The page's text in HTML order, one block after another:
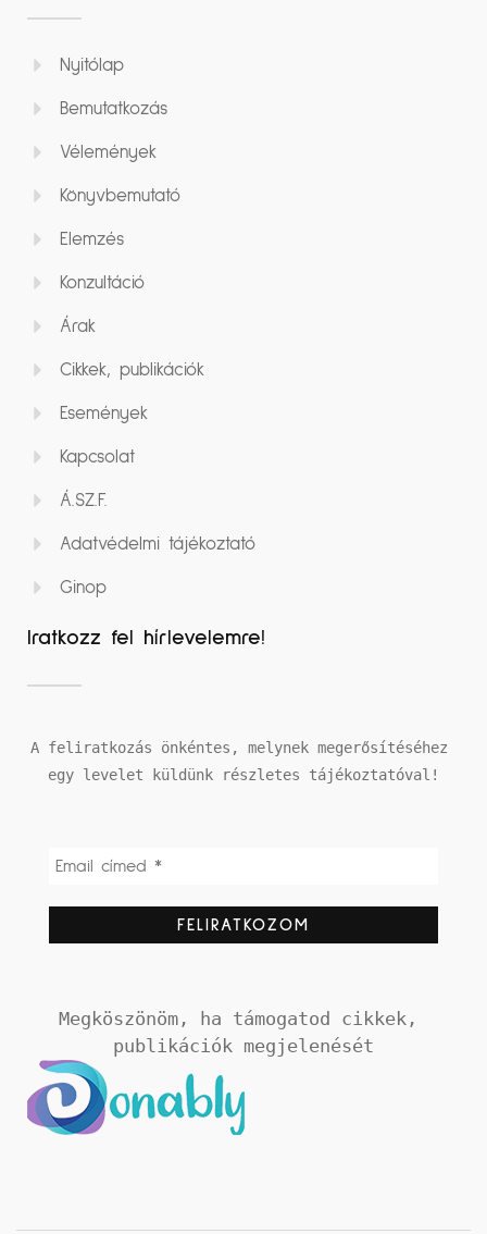
Nyitólap
Bemutatkozás
Vélemények
Könyvbemutató
Elemzés
Konzultáció
Árak
Cikkek, publikációk
Események
Kapcsolat
Á.SZ.F.
Adatvédelmi tájékoztató
Ginop
Iratkozz fel hírlevelemre!
A feliratkozás önkéntes, melynek megerősítéséhez
egy levelet küldünk részletes tájékoztatóval!
Megköszönöm, ha támogatod cikkek,
publikációk megjelenését